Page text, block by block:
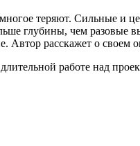
теряют. Сильные и
глубины, чем
Автор расскажет о
работе над